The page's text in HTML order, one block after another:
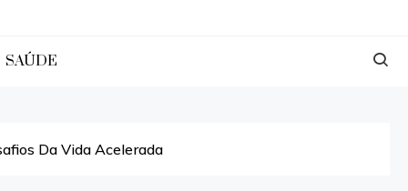
SAÚDE
Da Vida Acelerada